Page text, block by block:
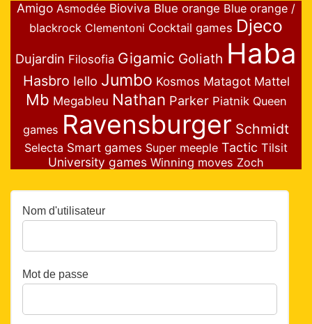
Amigo Asmodée Bioviva Blue orange Blue orange /
blackrock Clementoni Cocktail games Djeco
Dujardin Filosofia Gigamic Goliath Haba
Hasbro Iello Jumbo Kosmos Matagot Mattel
Mb Megableu Nathan Parker Piatnik Queen
games Ravensburger Schmidt
Selecta Smart games Super meeple Tactic Tilsit
University games Winning moves Zoch
Nom d'utilisateur
Mot de passe